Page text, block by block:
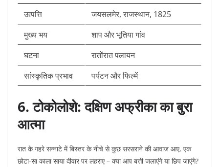
उत्पत्ति
जयसलमेर, राजस्थान, 1825 ​
मुख्य भय
शाप और भूतिया गांव
घटना
रातोंरात पलायन
सांस्कृतिक प्रभाव
पर्यटन और फिल्में ​
6. टोकोलोशे: दक्षिण अफ्रीका का बुरा
आत्मा
रात के गहरे सन्नाटे में बिस्तर के नीचे से कुछ सरसराने की आवाज आए, एक
छोटा-सा काला साया दीवार पर लहराए – क्या आप बत्ती जलाएंगे या छिप जाएंगे?